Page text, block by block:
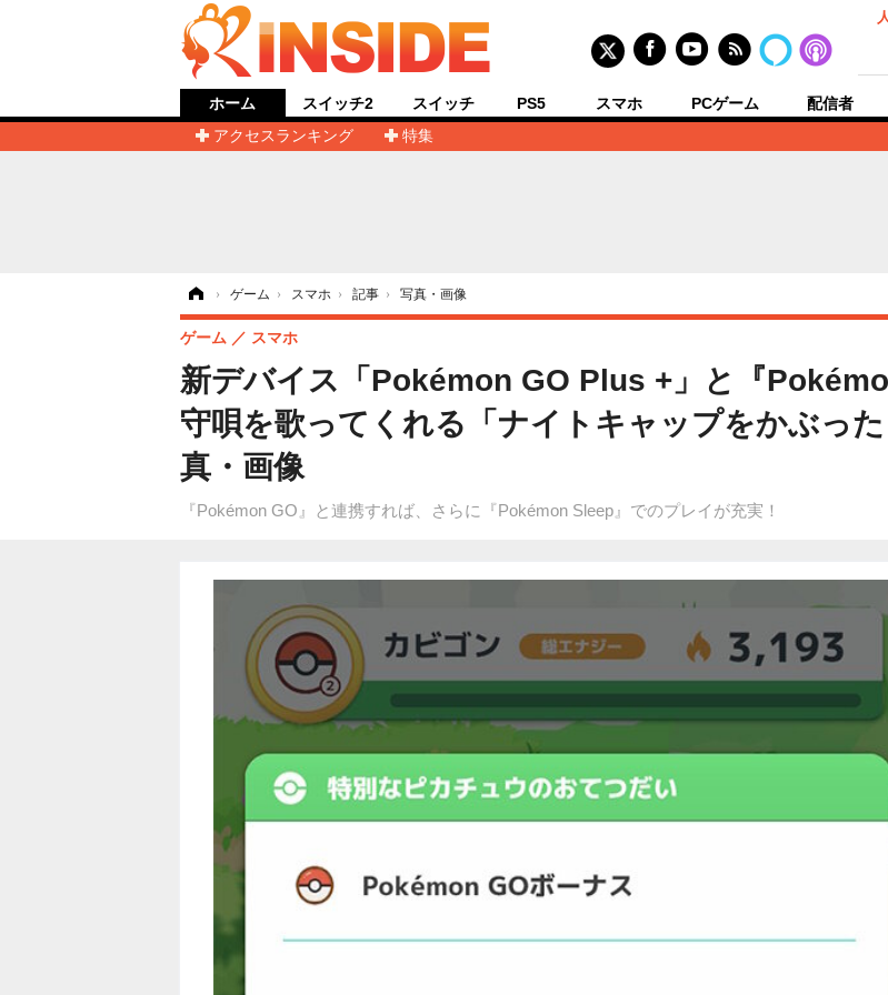
ホーム
アクセスランキング
特集
スイッチ2 スイッチ PS5 スマホ PCゲーム 配信者
› ゲーム › スマホ › 記事 › 写真・画像
新デバイス「Pokémon GO Plus +」と『
守唄を歌ってくれる「ナイトキャップをかぶっ
真・画像
『Pokémon GO』と連携すれば、さらに『Pokémon Sleep』でのプレイが充実！
ゲーム スマホ